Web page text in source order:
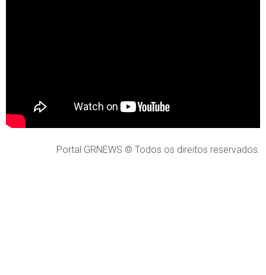
Portal GRNEWS © Todos os direitos reservados.